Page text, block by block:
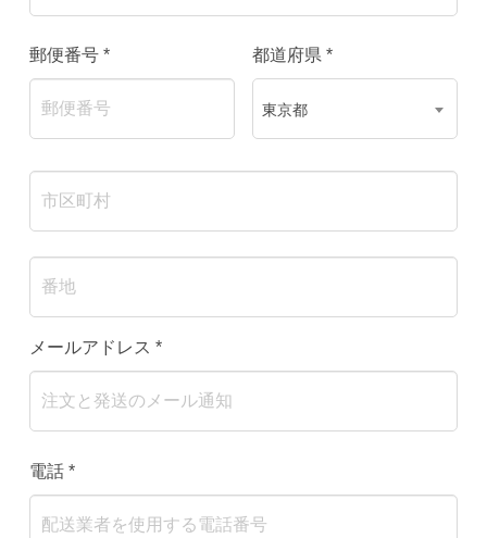
郵便番号 * 都道府県 *
東京都
メールアドレス *
電話 *